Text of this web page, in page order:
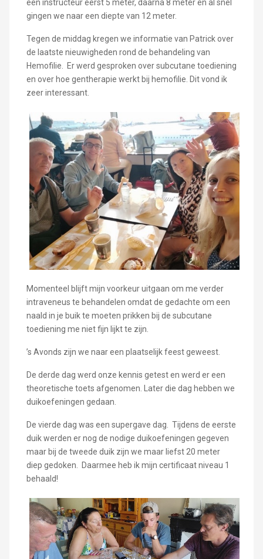
een instructeur eerst 5 meter, daarna 8 meter en al snel
gingen we naar een diepte van 12 meter.
Tegen de middag kregen we informatie van Patrick over
de laatste nieuwigheden rond de behandeling van
Hemofilie. Er werd gesproken over subcutane toediening
en over hoe gentherapie werkt bij hemofilie. Dit vond ik
zeer interessant.
Momenteel blijft mijn voorkeur uitgaan om me verder
intraveneus te behandelen omdat de gedachte om een
naald in je buik te moeten prikken bij de subcutane
toediening me niet fijn lijkt te zijn.
’s Avonds zijn we naar een plaatselijk feest geweest.
De derde dag werd onze kennis getest en werd er een
theoretische toets afgenomen. Later die dag hebben we
duikoefeningen gedaan.
De vierde dag was een supergave dag. Tijdens de eerste
duik werden er nog de nodige duikoefeningen gegeven
maar bij de tweede duik zijn we maar liefst 20 meter
diep gedoken. Daarmee heb ik mijn certificaat niveau 1
behaald!